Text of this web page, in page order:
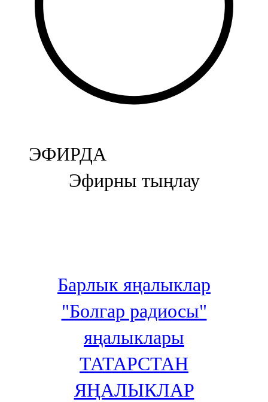
104,9 FM
Баулы
107,5 FM
Биләр
Болгар
106,0 FM
Бөгелмә
100,3 FM
106,6 FM
Кадыбаш
105,2 FM
ЭФИРДА
Эфирны тыңлау
Барлык яңалыклар
"Болгар радиосы"
яңалыклары
ТАТАРСТАН
ЯҢАЛЫКЛАР